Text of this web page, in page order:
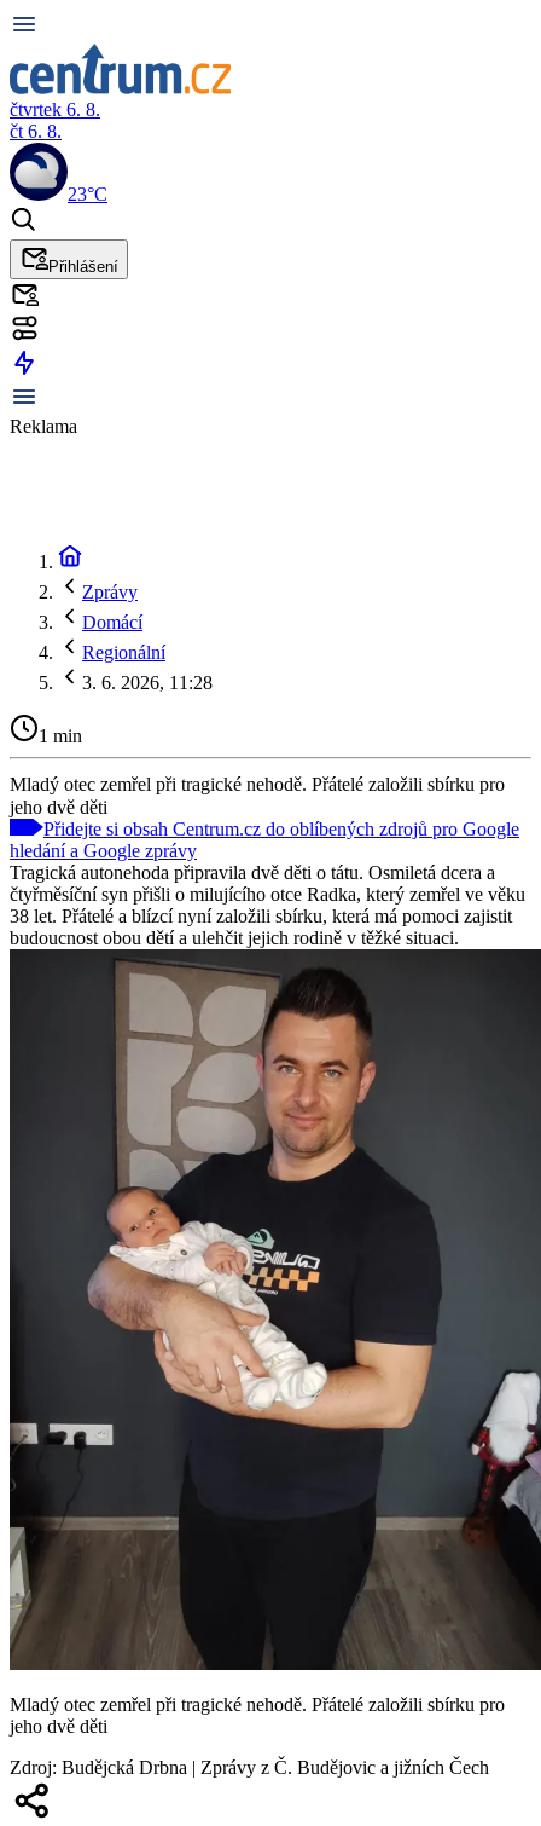
čtvrtek 6. 8.
čt 6. 8.
23°C
Přihlášení
Reklama
Zprávy
Domácí
Regionální
3. 6. 2026, 11:28
1 min
Mladý otec zemřel při tragické nehodě. Přátelé založili sbírku pro
jeho dvě děti
Přidejte si obsah Centrum.cz do oblíbených zdrojů pro Google
hledání a Google zprávy
Tragická autonehoda připravila dvě děti o tátu. Osmiletá dcera a
čtyřměsíční syn přišli o milujícího otce Radka, který zemřel ve věku
38 let. Přátelé a blízcí nyní založili sbírku, která má pomoci zajistit
budoucnost obou dětí a ulehčit jejich rodině v těžké situaci.
Mladý otec zemřel při tragické nehodě. Přátelé založili sbírku pro
jeho dvě děti
Zdroj: Budějcká Drbna | Zprávy z Č. Budějovic a jižních Čech